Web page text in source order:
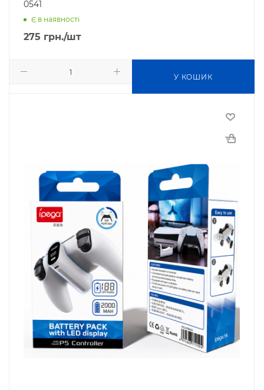
0541
Є в наявності
275 грн./шт
У КОШИК